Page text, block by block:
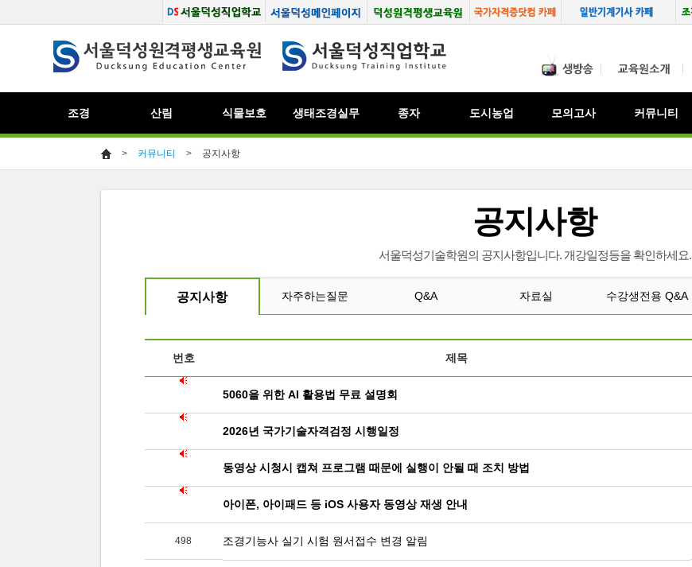
조경 산림 식물보호 생태조경실무 종자 도시농업 모의고사 커뮤니티
> 커뮤니티 > 공지사항
공지사항
서울덕성기술학원의 공지사항입니다. 개강일정등을 확인하세요.
공지사항 자주하는질문 Q&A 자료실 수강생전용 Q&A
번호 제목
5060을 위한 AI 활용법 무료 설명회
2026년 국가기술자격검정 시행일정
동영상 시청시 캡쳐 프로그램 때문에 실행이 안될 때 조치 방법
아이폰, 아이패드 등 iOS 사용자 동영상 재생 안내
498 조경기능사 실기 시험 원서접수 변경 알림